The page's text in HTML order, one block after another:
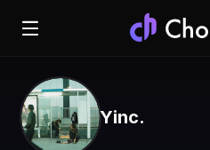
Yinc.